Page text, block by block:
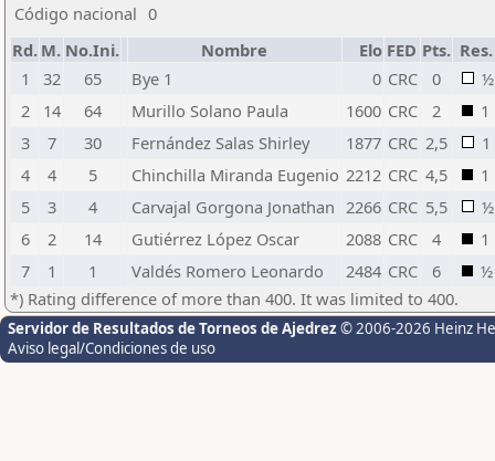
Código nacional 0
Rd. M. No.Ini. Nombre Elo FED Pts. Res.
1
32 65 Bye 1 0 CRC 0
½
2
14 64 Murillo Solano Paula 1600 CRC 2
1
3
7 30 Fernández Salas Shirley 1877 CRC 2,5
1
4
4 5 Chinchilla Miranda Eugenio 2212 CRC 4,5
1
5
3 4 Carvajal Gorgona Jonathan 2266 CRC 5,5
½
6
2 14 Gutiérrez López Oscar 2088 CRC 4
1
7
1 1 Valdés Romero Leonardo 2484 CRC 6
½
*) Rating difference of more than 400. It was limited to 400.
Servidor de Resultados de Torneos de Ajedrez © 2006-2026 Heinz
Aviso legal/Condiciones de uso